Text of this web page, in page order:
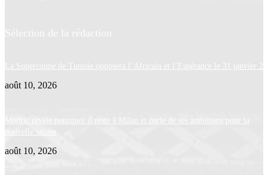
Sélection de la rédaction
La Supercoupe de Tunisie opposera l’Africain et l’Espérance le 31 janvier
août 10, 2026
Modrić révèle pourquoi il reste à Milan et parle de ses ambitions pour la
nouvelle saison
août 10, 2026